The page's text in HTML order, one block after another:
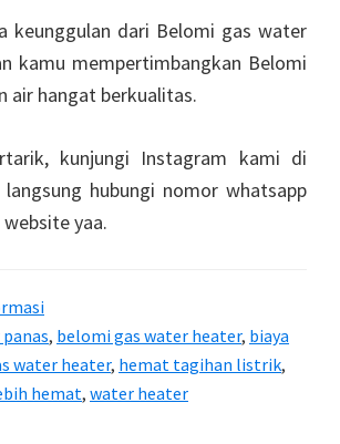
keunggulan dari Belomi gas water
kamu mempertimbangkan Belomi
air hangat berkualitas.
kunjungi Instagram kami di
langsung hubungi nomor whatsapp
yaa.
, belomi gas water heater, biaya
water heater, hemat tagihan listrik,
hemat, water heater